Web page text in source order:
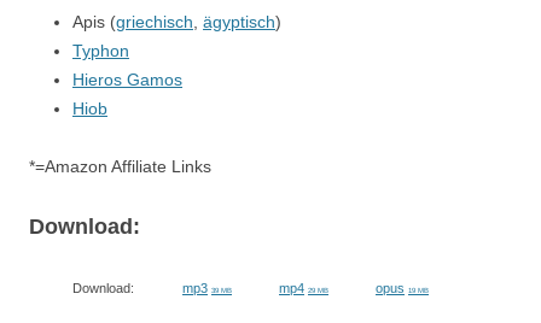
Apis (griechisch ägyptisch)
Typhon
Hieros Gamos
Hiob
*=Amazon Affiliate Links
Download:
Download: mp3 39 MB mp4 29 MB opus 19 MB